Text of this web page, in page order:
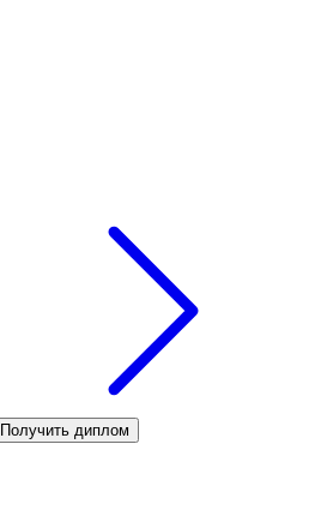
Получить диплом